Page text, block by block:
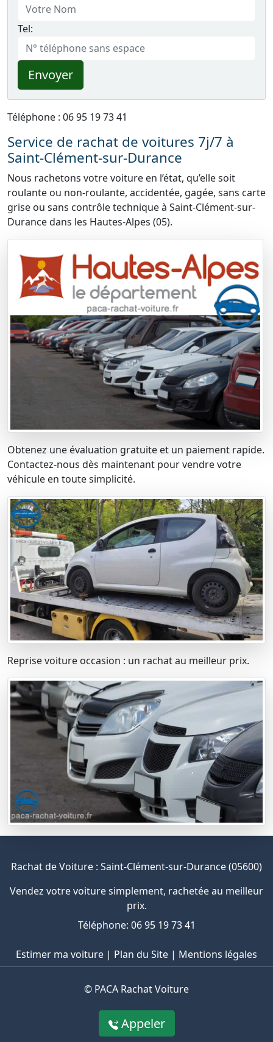
Tel:
Envoyer
Téléphone : 06 95 19 73 41
Service de rachat de voitures 7j/7 à
Saint-Clément-sur-Durance
Nous rachetons votre voiture en l’état, qu’elle soit
roulante ou non-roulante, accidentée, gagée, sans carte
grise ou sans contrôle technique à Saint-Clément-sur-
Durance dans les Hautes-Alpes (05).
Obtenez une évaluation gratuite et un paiement rapide.
Contactez-nous dès maintenant pour vendre votre
véhicule en toute simplicité.
Reprise voiture occasion : un rachat au meilleur prix.
Rachat de Voiture : Saint-Clément-sur-Durance (05600)
Vendez votre voiture simplement, rachetée au meilleur
prix.
Téléphone: 06 95 19 73 41
Estimer ma voiture | Plan du Site | Mentions légales
© PACA Rachat Voiture
Appeler